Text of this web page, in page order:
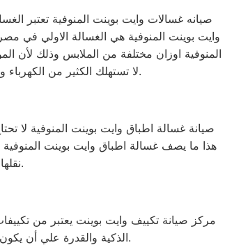
وايت بوينت المنوفية هي الغسالة الاولي في
المنوفية اوزان مختلفة من الملابس وذلك لأن
لا تستهلك الكثير من الكهرباء ولا تحتاج الي الكثير من مواد التنظيف ، لأن البرنامج الخاص بها مصمم ومبرمج بشكل ذكي جداً يجعلها تكون الاختيار الاول للبيت المصري.
نقلها وتحريكها من مكان الي اخر داخل المنزل ويمكنك الاعتماد عليها تماماً في تنظيف الأواني والاطباق بضغطة زر.
الذكية والقدرة علي أن يكون جزء من البيت الذكي (القدرة علي الإتصال بخدمة الواي فاي) والكثير الكثير من المميزات الاخري التي تميزه عن غيرة من التكييفات.